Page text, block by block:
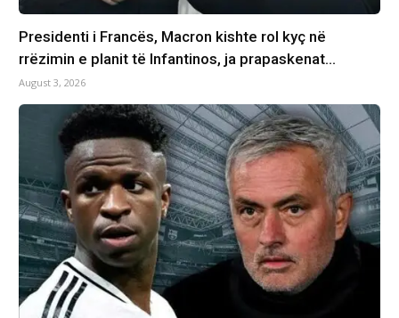
Presidenti i Francës, Macron kishte rol kyç në
rrëzimin e planit të Infantinos, ja prapaskenat…
August 3, 2026